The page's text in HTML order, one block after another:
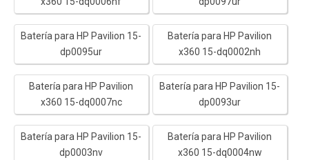
Batería para HP Pavilion 15-
dp0095ur
Batería para HP Pavilion
x360 15-dq0002nh
Batería para HP Pavilion
x360 15-dq0007nc
Batería para HP Pavilion 15-
dp0093ur
Batería para HP Pavilion 15-
dp0003nv
Batería para HP Pavilion
x360 15-dq0004nw